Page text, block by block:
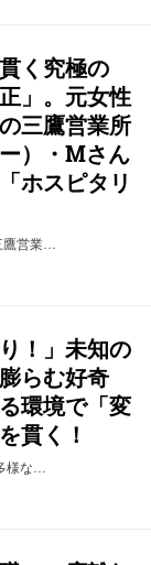
く究極の
」。元女性
三鷹営業所
）・Мさん
ホスピタリ
鷹営業…
！」未知の
らむ好奇
環境で「変
貫く！
様な…